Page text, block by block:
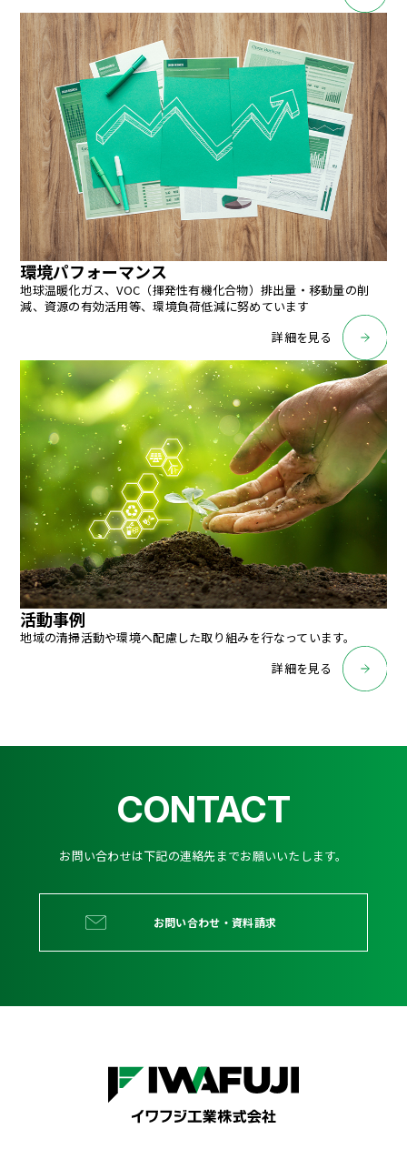
環境パフォーマンス
地球温暖化ガス、VOC（揮発性有機化合物）排出量・移動量の削
減、資源の有効活用等、環境負荷低減に努めています
詳細を見る
活動事例
地域の清掃活動や環境へ配慮した取り組みを行なっています。
詳細を見る
CONTACT
お問い合わせは下記の連絡先までお願いいたします。
お問い合わせ・資料請求